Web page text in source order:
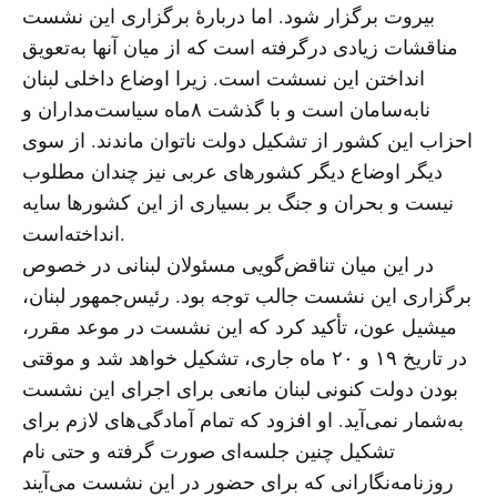
بیروت برگزار شود. اما دربارهٔ برگزاری این نشست
مناقشات زیادی درگرفته است که از میان آنها به‌تعویق
انداختن این نسشت است. زیرا اوضاع داخلی لبنان
نابه‌سامان است و با گذشت ۸ماه سیاست‌مداران و
احزاب این کشور از تشکیل دولت ناتوان ماندند. از سوی
دیگر اوضاع دیگر کشورهای عربی نیز چندان مطلوب
نیست و بحران و جنگ بر بسیاری از این کشورها سایه
انداخته‌است.
در این میان تناقض‌گویی مسئولان لبنانی در خصوص
برگزاری این نشست جالب توجه بود. رئیس‌جمهور لبنان،
میشیل عون، تأکید کرد که این نشست در موعد مقرر،
در تاریخ ۱۹ و ۲۰ ماه جاری، تشکیل خواهد شد و موقتی
بودن دولت کنونی لبنان مانعی برای اجرای این نشست
به‌شمار نمی‌آید. او افزود که تمام آمادگی‌های لازم برای
تشکیل چنین جلسه‌ای صورت گرفته و حتی نام
روزنامه‌نگارانی که برای حضور در این نشست می‌آیند